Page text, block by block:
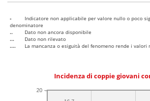
-
Indicatore non applicabile per valore nullo o poco
denominatore
..
Dato non ancora disponibile
...
Dato non rilevato
....
La mancanza o esiguità del fenomeno rende i valori
Incidenza di coppie giovani
20